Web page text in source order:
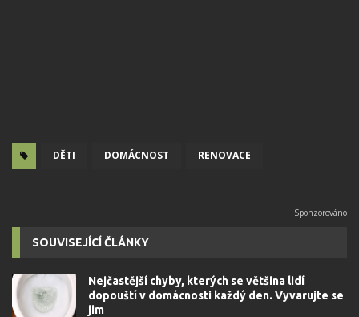
DĚTI DOMÁCNOST RENOVACE
SOUVISEJÍCÍ ČLÁNKY
Nejčastější chyby, kterých se většina lidí
dopouští v domácnosti každý den. Vyvarujte se
jim